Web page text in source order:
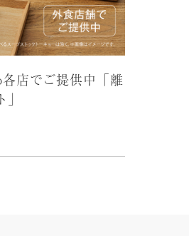
店でご提供中「離